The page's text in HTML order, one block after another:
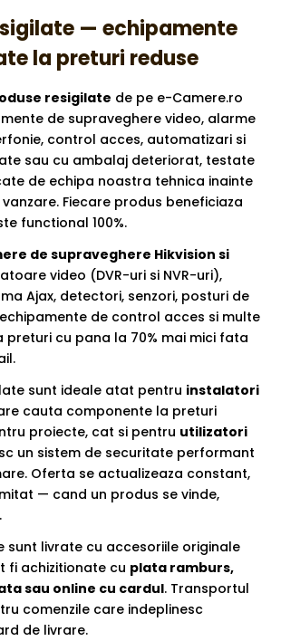
— echipamente
la preturi reduse
resigilate de pe e-Camere.ro
de supraveghere video, alarme
control acces, automatizari si
sau cu ambalaj deteriorat, testate
de echipa noastra tehnica inainte
Fiecare produs beneficiaza
functional 100%.
de supraveghere Hikvision si
video (DVR-uri si NVR-uri),
Ajax, detectori, senzori, posturi de
de control acces si multe
cu pana la 70% mai mici fata
sunt ideale atat pentru instalatori
cauta componente la preturi
proiecte, cat si pentru utilizatori
un sistem de securitate performant
Oferta se actualizeaza constant,
— cand un produs se vinde,
sunt livrate cu accesoriile originale
fi achizitionate cu plata ramburs,
sau online cu cardul. Transportul
comenzile care indeplinesc
de livrare.